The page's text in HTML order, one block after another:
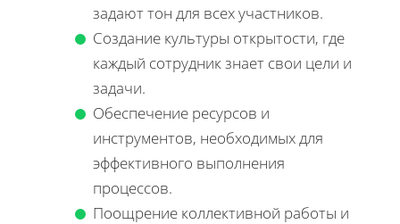
задают тон для всех участников.
Создание культуры открытости, где
каждый сотрудник знает свои цели и
задачи.
Обеспечение ресурсов и
инструментов, необходимых для
эффективного выполнения
процессов.
Поощрение коллективной работы и